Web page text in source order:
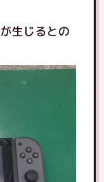
生じるとの